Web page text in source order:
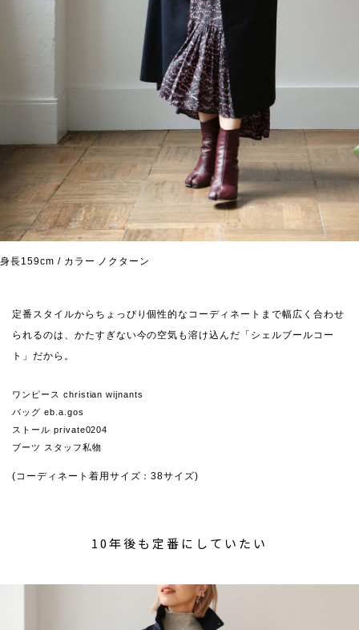
身長159cm / カラー ノクターン
定番スタイルからちょっぴり個性的なコーディネートまで幅広く合わせ
られるのは、かたすぎない今の空気も溶け込んだ「シェルブールコー
ト」だから。
ワンピース christian wijnants
バッグ eb.a.gos
ストール private0204
ブーツ スタッフ私物
(コーディネート着用サイズ：38サイズ)
10年後も定番にしていたい